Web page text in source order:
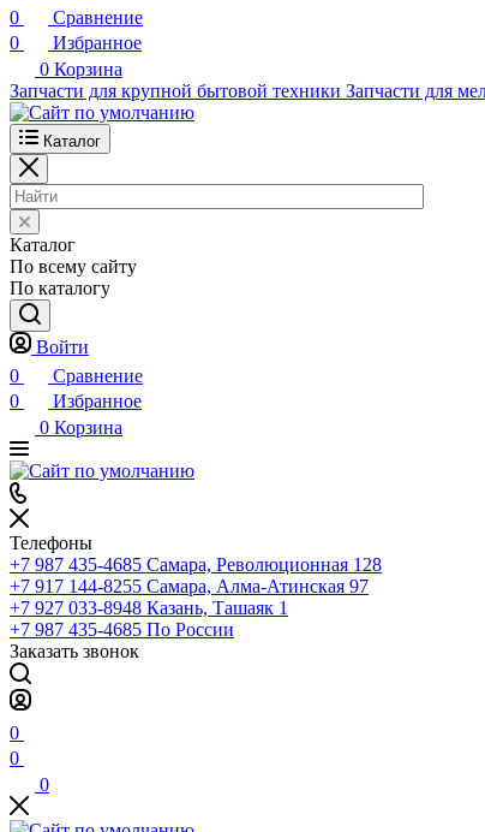
0
Сравнение
0
Избранное
0 Корзина
Запчасти для крупной бытовой техники Запчасти для
Каталог
Каталог
По всему сайту
По каталогу
Войти
0
Сравнение
0
Избранное
0 Корзина
Телефоны
+7 987 435-4685 Самара, Революционная 128
+7 917 144-8255 Самара, Алма-Атинская 97
+7 927 033-8948 Казань, Ташаяк 1
+7 987 435-4685 По России
Заказать звонок
0
0
0